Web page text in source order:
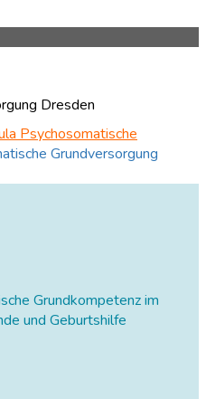
Dresden
Psychosomatische
Grundversorgung
Grundkompetenz im
und Geburtshilfe